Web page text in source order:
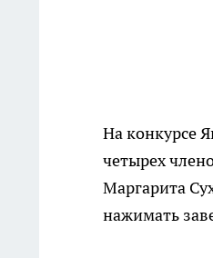
На конкурсе
четырех
Маргарита
нажимать